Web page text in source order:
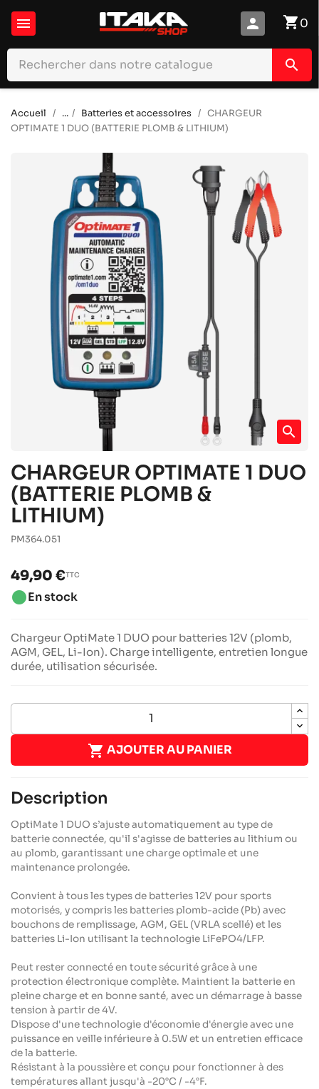
 shopping_cart0
person
search
Accueil ... Batteries et accessoires
CHARGEUR
OPTIMATE 1 DUO (BATTERIE PLOMB & LITHIUM)
search
CHARGEUR OPTIMATE 1 DUO
(BATTERIE PLOMB &
LITHIUM)
PM364.051
49,90 €TTC
brightness_1En stock
Chargeur OptiMate 1 DUO pour batteries 12V (plomb,
AGM, GEL, Li-Ion). Charge intelligente, entretien longue
durée, utilisation sécurisée.
 AJOUTER AU PANIER
Description
OptiMate 1 DUO s’ajuste automatiquement au type de
batterie connectée, qu'il s'agisse de batteries au lithium ou
au plomb, garantissant une charge optimale et une
maintenance prolongée.
Convient à tous les types de batteries 12V pour sports
motorisés, y compris les batteries plomb-acide (Pb) avec
bouchons de remplissage, AGM, GEL (VRLA scellé) et les
batteries Li-Ion utilisant la technologie LiFePO4/LFP.
Peut rester connecté en toute sécurité grâce à une
protection électronique complète. Maintient la batterie en
pleine charge et en bonne santé, avec un démarrage à basse
tension à partir de 4V.
Dispose d'une technologie d'économie d'énergie avec une
puissance en veille inférieure à 0.5W et un entretien efficace
de la batterie.
Résistant à la poussière et conçu pour fonctionner à des
températures allant jusqu'à -20°C / -4°F.